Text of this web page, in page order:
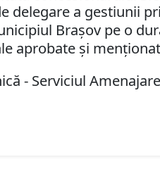
a gestiunii
Braşov pe o
şi
- Serviciul